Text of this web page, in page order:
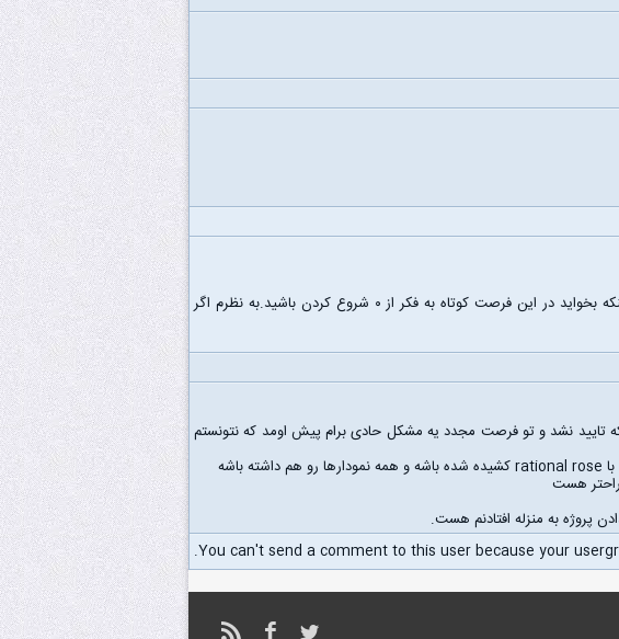
فکر میکنم با وقتی که دارید اگر پروژه خودتون رو کامل کنید نتیجه خیلی بهتری می گیرد تا اینکه بخواید در این فرصت کوتاه به فکر از ۰ شروع کردن باشید.به نظرم اگر
ای بردم که تایید نشد و تو فرصت مجدد یه مشکل حادی برام پیش اومد که نتونستم
هست
پروژه به منزله افتادنم هست.
You can't send a comment to this user because your